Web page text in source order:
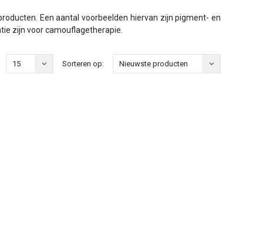
Een aantal voorbeelden hiervan zijn pigment- en
zijn voor camouflagetherapie.
Sorteren op: Nieuwste producten
15